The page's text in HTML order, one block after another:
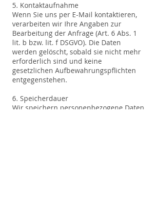
5. Kontaktaufnahme
Wenn Sie uns per E-Mail kontaktieren,
verarbeiten wir Ihre Angaben zur
Bearbeitung der Anfrage (Art. 6 Abs. 1
lit. b bzw. lit. f DSGVO). Die Daten
werden gelöscht, sobald sie nicht mehr
erforderlich sind und keine
gesetzlichen Aufbewahrungspflichten
entgegenstehen.
6. Speicherdauer
Wir speichern personenbezogene Daten